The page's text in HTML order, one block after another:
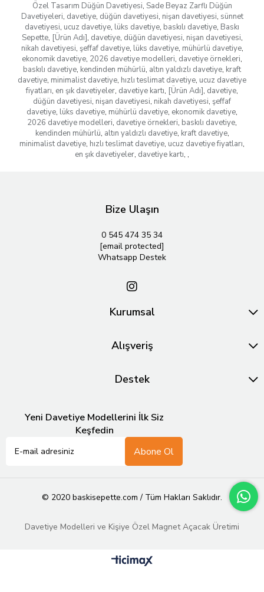
Özel Tasarım Düğün Davetiyesi, Sade Beyaz Zarflı Düğün
Davetiyeleri, davetiye, düğün davetiyesi, nişan davetiyesi, sünnet
davetiyesi, ucuz davetiye, lüks davetiye, baskılı davetiye, Baskı
Sepette, [Ürün Adı], davetiye, düğün davetiyesi, nişan davetiyesi,
nikah davetiyesi, şeffaf davetiye, lüks davetiye, mühürlü davetiye,
ekonomik davetiye, 2026 davetiye modelleri, davetiye örnekleri,
baskılı davetiye, kendinden mühürlü, altın yaldızlı davetiye, kraft
davetiye, minimalist davetiye, hızlı teslimat davetiye, ucuz davetiye
fiyatları, en şık davetiyeler, davetiye kartı, [Ürün Adı], davetiye,
düğün davetiyesi, nişan davetiyesi, nikah davetiyesi, şeffaf
davetiye, lüks davetiye, mühürlü davetiye, ekonomik davetiye,
2026 davetiye modelleri, davetiye örnekleri, baskılı davetiye,
kendinden mühürlü, altın yaldızlı davetiye, kraft davetiye,
minimalist davetiye, hızlı teslimat davetiye, ucuz davetiye fiyatları,
en şık davetiyeler, davetiye kartı, ,
Bize Ulaşın
0 545 474 35 34
[email protected]
Whatsapp Destek
Kurumsal
Alışveriş
Destek
Yeni Davetiye Modellerini İlk Siz
Keşfedin
Abone Ol
© 2020 baskisepette.com / Tüm Hakları Saklıdır.
Davetiye Modelleri ve Kişiye Özel Magnet Açacak Üretimi